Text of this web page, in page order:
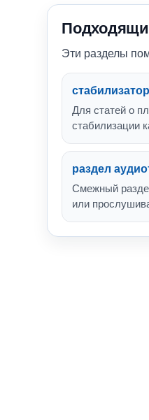
Эти разделы
Для статей о
стабилизации
раздел
Смежный
или